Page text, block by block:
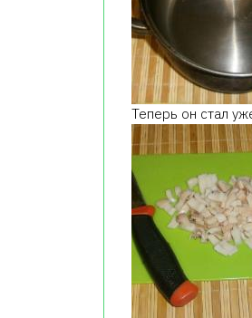
Теперь он стал